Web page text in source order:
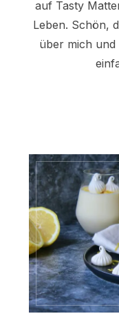
auf Tasty
Leben. Schön,
über mich